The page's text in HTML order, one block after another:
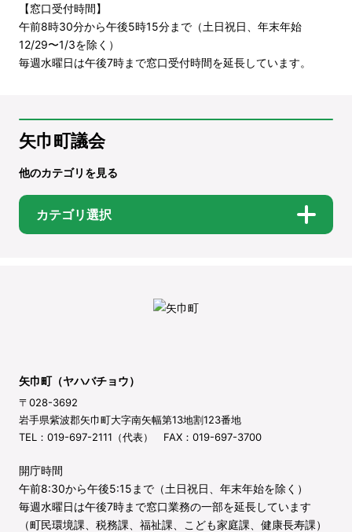
【窓口受付時間】
午前8時30分から午後5時15分まで（土日祝日、年末年始
12/29〜1/3を除く）
毎週水曜日は午後7時まで窓口受付時間を延長しています。
矢巾町議会
他のカテゴリを見る
カテゴリ選択
矢巾町（ヤハバチョウ）
〒028-3692
岩手県紫波郡矢巾町大字南矢幅第13地割123番地
TEL：019-697-2111（代表） FAX：019-697-3700
開庁時間
午前8:30から午後5:15まで（土日祝日、年末年始を除く）
毎週水曜日は午後7時まで窓口業務の一部を延長しています
（町民環境課、税務課、福祉課、こども家庭課、健康長寿課）